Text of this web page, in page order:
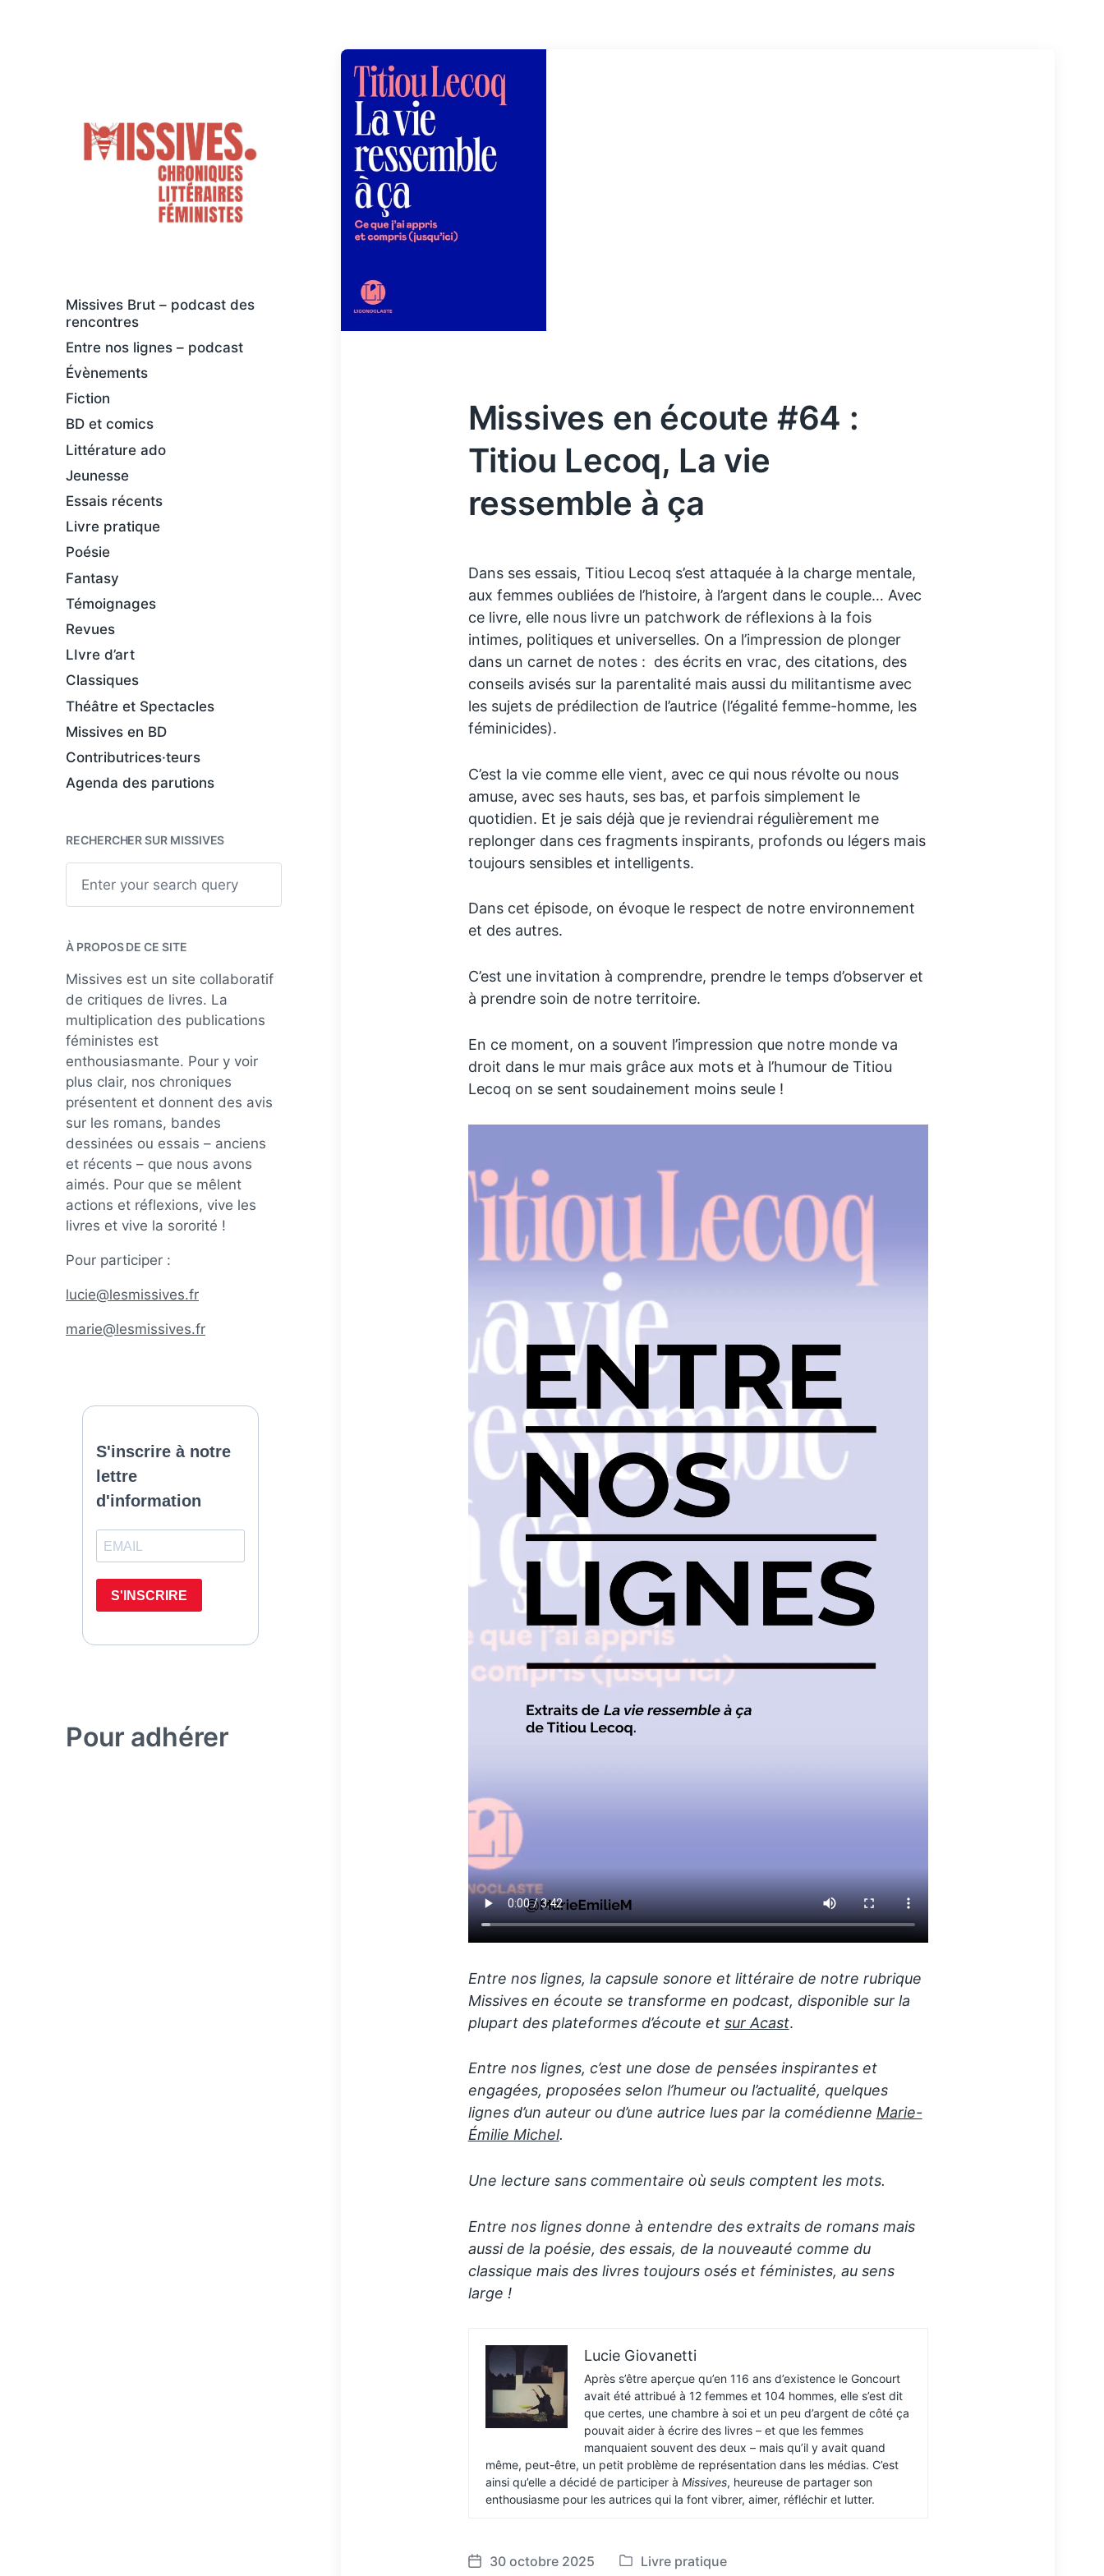
large
Missives Brut – podcast des
rencontres
Entre nos lignes – podcast
Évènements
Fiction
BD et comics
Littérature ado
Jeunesse
Essais récents
Livre pratique
Poésie
Fantasy
Témoignages
Revues
LIvre d’art
Classiques
Théâtre et Spectacles
Missives en BD
Contributrices·teurs
Agenda des parutions
RECHERCHER SUR MISSIVES
h
À PROPOS DE CE SITE
Missives est un site collaboratif
de critiques de livres. La
multiplication des publications
féministes est
enthousiasmante. Pour y voir
plus clair, nos chroniques
présentent et donnent des avis
sur les romans, bandes
dessinées ou essais – anciens
et récents – que nous avons
aimés. Pour que se mêlent
actions et réflexions, vive les
livres et vive la sororité !
Pour participer :
lucie@lesmissives.fr
marie@lesmissives.fr
Pour adhérer
Missives en écoute #64 :
Titiou Lecoq, La vie
ressemble à ça
Dans ses essais, Titiou Lecoq s’est attaquée à la charge mentale,
aux femmes oubliées de l’histoire, à l’argent dans le couple… Avec
ce livre, elle nous livre un patchwork de réflexions à la fois
intimes, politiques et universelles. On a l’impression de plonger
dans un carnet de notes : des écrits en vrac, des citations, des
conseils avisés sur la parentalité mais aussi du militantisme avec
les sujets de prédilection de l’autrice (l’égalité femme-homme, les
féminicides).
C’est la vie comme elle vient, avec ce qui nous révolte ou nous
amuse, avec ses hauts, ses bas, et parfois simplement le
quotidien. Et je sais déjà que je reviendrai régulièrement me
replonger dans ces fragments inspirants, profonds ou légers mais
toujours sensibles et intelligents.
Dans cet épisode, on évoque le respect de notre environnement
et des autres.
C’est une invitation à comprendre, prendre le temps d’observer et
à prendre soin de notre territoire.
En ce moment, on a souvent l’impression que notre monde va
droit dans le mur mais grâce aux mots et à l’humour de Titiou
Lecoq on se sent soudainement moins seule !
Entre nos lignes, la capsule sonore et littéraire de notre rubrique
Missives en écoute se transforme en podcast, disponible sur la
plupart des plateformes d’écoute et sur Acast.
Entre nos lignes, c’est une dose de pensées inspirantes et
engagées, proposées selon l’humeur ou l’actualité, quelques
lignes d’un auteur ou d’une autrice lues par la comédienne Marie-
Émilie Michel.
Une lecture sans commentaire où seuls comptent les mots.
Entre nos lignes donne à entendre des extraits de romans mais
aussi de la poésie, des essais, de la nouveauté comme du
classique mais des livres toujours osés et féministes, au sens
large !
Lucie Giovanetti
Après s’être aperçue qu’en 116 ans d’existence le Goncourt
avait été attribué à 12 femmes et 104 hommes, elle s’est dit
que certes, une chambre à soi et un peu d’argent de côté ça
pouvait aider à écrire des livres – et que les femmes
manquaient souvent des deux – mais qu’il y avait quand
même, peut-être, un petit problème de représentation dans les médias. C’est
ainsi qu’elle a décidé de participer à Missives, heureuse de partager son
enthousiasme pour les autrices qui la font vibrer, aimer, réfléchir et lutter.
P
30 octobre 2025
P
Livre pratique